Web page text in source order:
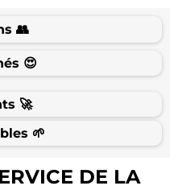
👥
😍
🚀
🌱
DE LA